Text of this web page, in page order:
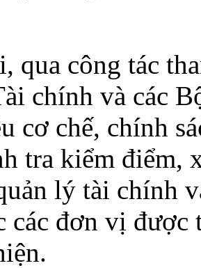
qua công tác
chính và các
cơ chế, chính
tra kiểm điểm,
lý tài chính
các đơn vị được